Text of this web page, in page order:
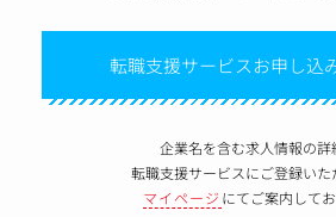
転職支援サービスお申し込
企業名を含む求人情報の詳
転職支援サービスにご登録いた
マイページ にてご案内してお